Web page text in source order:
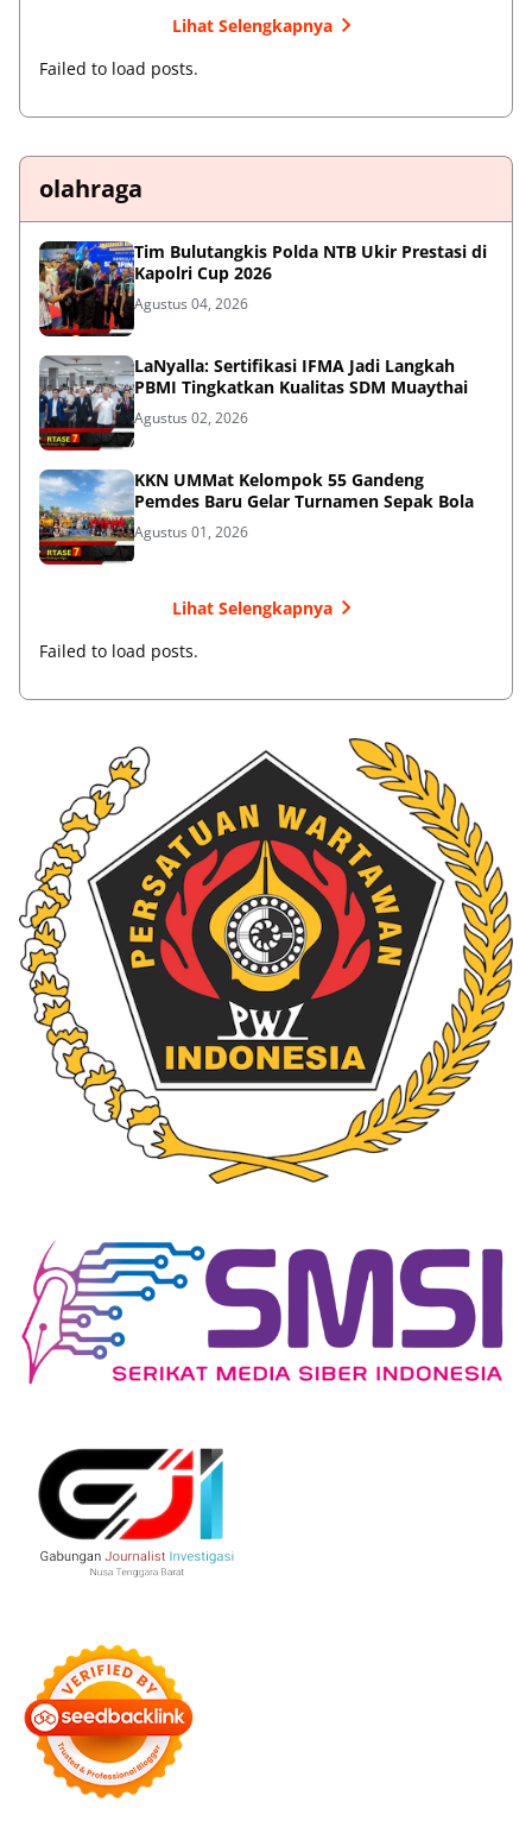
Lihat Selengkapnya
Failed to load posts.
olahraga
Tim Bulutangkis Polda NTB Ukir Prestasi di
Kapolri Cup 2026
Agustus 04, 2026
LaNyalla: Sertifikasi IFMA Jadi Langkah
PBMI Tingkatkan Kualitas SDM Muaythai
Agustus 02, 2026
KKN UMMat Kelompok 55 Gandeng
Pemdes Baru Gelar Turnamen Sepak Bola
Agustus 01, 2026
Lihat Selengkapnya
Failed to load posts.